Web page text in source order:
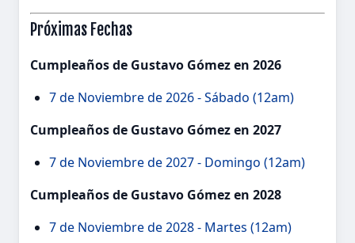
Próximas Fechas
Cumpleaños de Gustavo Gómez en 2026
7 de Noviembre de 2026 - Sábado (12am)
Cumpleaños de Gustavo Gómez en 2027
7 de Noviembre de 2027 - Domingo (12am)
Cumpleaños de Gustavo Gómez en 2028
7 de Noviembre de 2028 - Martes (12am)